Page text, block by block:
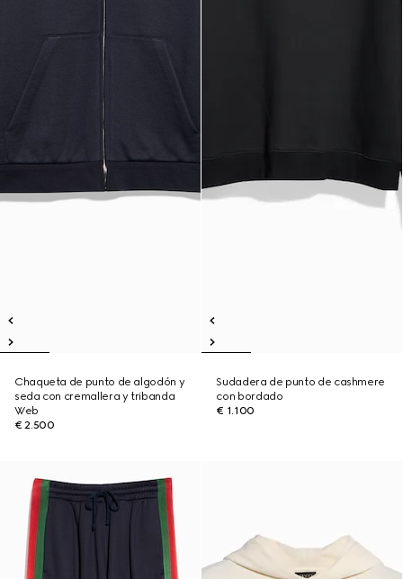
Chaqueta de punto de algodón y
seda con cremallera y tribanda
Web
€ 2.500
Sudadera de punto de cashmere
con bordado
€ 1.100